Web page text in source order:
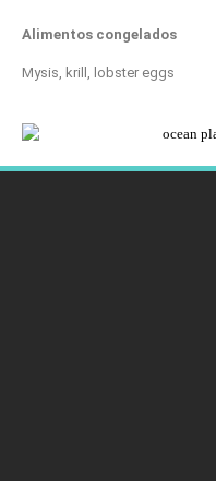
Alimentos congelados
Mysis, krill, lobster eggs